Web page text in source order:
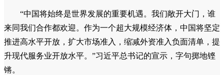
“中国将始终是世界发展的重要机遇。我们敞开大门，谁
来同我们合作都欢迎。作为一个超大规模经济体，中国将坚定
推进高水平开放，扩大市场准入，缩减外资准入负面清单，提
升现代服务业开放水平。”习近平总书记的宣示，字句掷地铿
锵。